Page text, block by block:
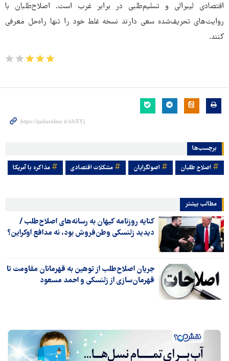
اقتصادی لیبرالی و تسلیم‌طلبی در برابر غرب است. اصلاح‌طلبان با
روایت‌های تحریف‌شده سعی دارند نسخه غلط خود را تنها راه‌حل معرفی
کنند.
برچسب‌ها
اصلاح طلبان اصولگرایان مشکلات اقتصادی مذاکره با آمریکا
مطالب بیشتر
کنایه روزنامه کیهان به رسانه‌های اصلاح‌طلب /
دیدید زلنسکی‌ وطن‌فروش بود، نه مدافع اوکراین؟
جریان اصلاح‌طلب از توهین به قهرمانان مقاومت تا
قهرمان‌سازی از زلنسکی و احمد مسعود